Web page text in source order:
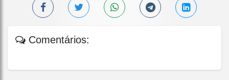
Comentários: